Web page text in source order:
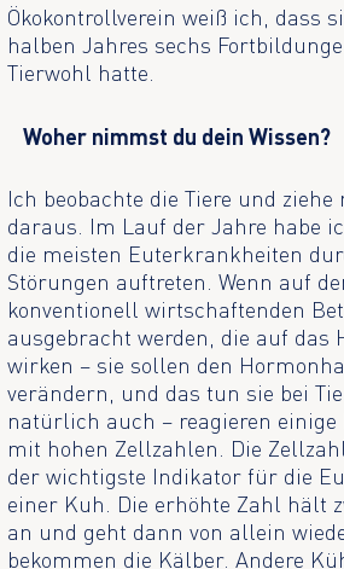
Ökokontrollverein weiß ich, dass
halben Jahres sechs
Tierwohl hatte.
Woher nimmst du dein Wissen?
Ich beobachte die Tiere und
daraus. Im Lauf der Jahre habe
die meisten Euterkrankheiten
Störungen auftreten. Wenn auf
konventionell wirtschaftenden
ausgebracht werden, die auf das
wirken – sie sollen den
verändern, und das tun sie bei
natürlich auch – reagieren
mit hohen Zellzahlen. Die
der wichtigste Indikator für die
einer Kuh. Die erhöhte Zahl hält
an und geht dann von allein
bekommen die Kälber. Andere